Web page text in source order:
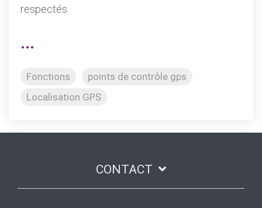
respectés.
...
Fonctions
points de contrôle gps
Localisation GPS
CONTACT